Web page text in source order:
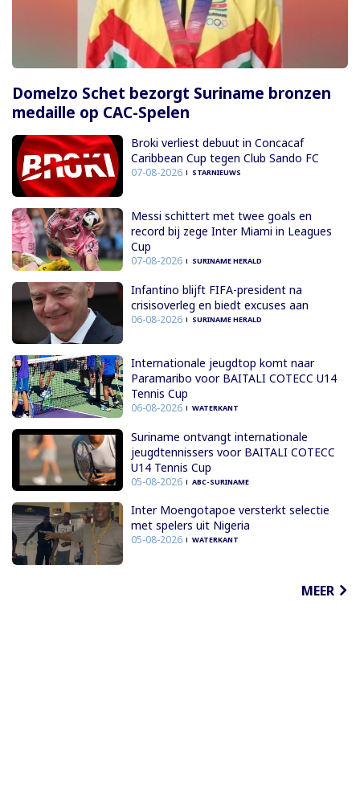
Domelzo Schet bezorgt Suriname bronzen
medaille op CAC-Spelen
Broki verliest debuut in Concacaf
Caribbean Cup tegen Club Sando FC
07-08-2026 STARNIEUWS
Messi schittert met twee goals en
record bij zege Inter Miami in Leagues
Cup
07-08-2026 SURINAME HERALD
Infantino blijft FIFA-president na
crisisoverleg en biedt excuses aan
06-08-2026 SURINAME HERALD
Internationale jeugdtop komt naar
Paramaribo voor BAITALI COTECC U14
Tennis Cup
06-08-2026 WATERKANT
Suriname ontvangt internationale
jeugdtennissers voor BAITALI COTECC
U14 Tennis Cup
05-08-2026 ABC-SURINAME
Inter Moengotapoe versterkt selectie
met spelers uit Nigeria
05-08-2026 WATERKANT
MEER